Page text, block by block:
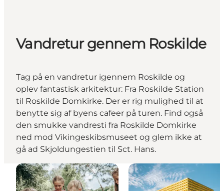
Vandretur gennem Roskilde
Tag på en vandretur igennem Roskilde og
oplev fantastisk arkitektur: Fra Roskilde Station
til Roskilde Domkirke. Der er rig mulighed til at
benytte sig af byens cafeer på turen. Find også
den smukke vandresti fra Roskilde Domkirke
ned mod Vikingeskibsmuseet og glem ikke at
gå ad Skjoldungestien til Sct. Hans.